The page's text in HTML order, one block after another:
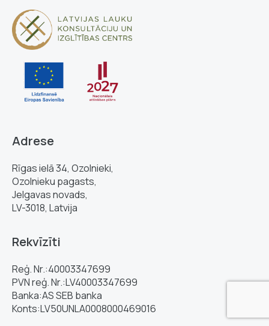
Adrese
Rīgas ielā 34, Ozolnieki,
Ozolnieku pagasts,
Jelgavas novads,
LV-3018, Latvija
Rekvīzīti
Reģ. Nr.:40003347699
PVN reģ. Nr.:LV40003347699
Banka:AS SEB banka
Konts:LV50UNLA0008000469016